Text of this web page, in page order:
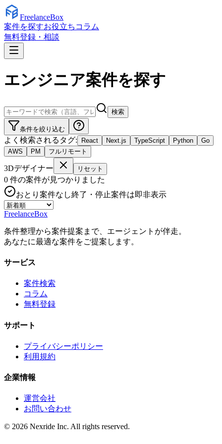
FreelanceBox
案件を探すお役立ちコラム
無料登録・相談
エンジニア案件を探す
検索
条件を絞り込む
よく検索されるタグ: React Next.js TypeScript Python
Go
AWS
PM フルリモート
3Dデザイナー リセット
0 件の案件が見つかりました
おとり案件なし終了・停止案件は即非表示
FreelanceBox
条件整理から案件提案まで、エージェントが伴走。
あなたに最適な案件をご提案します。
サービス
案件検索
コラム
無料登録
サポート
プライバシーポリシー
利用規約
企業情報
運営会社
お問い合わせ
© 2026 Nexride Inc. All rights reserved.